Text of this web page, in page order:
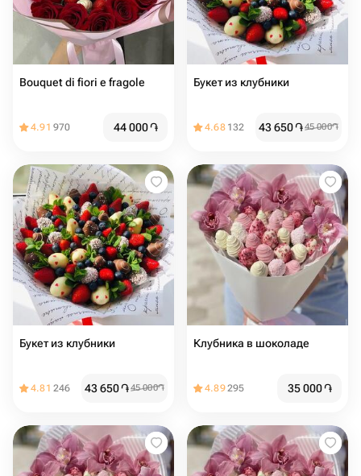
Bouquet di fiori e fragole
4.91 970 44 000֏
Букет из клубники
4.68 132 43 650֏45 000֏
Букет из клубники
4.81 246 43 650֏45 000֏
Клубника в шоколаде
4.89295 35 000֏